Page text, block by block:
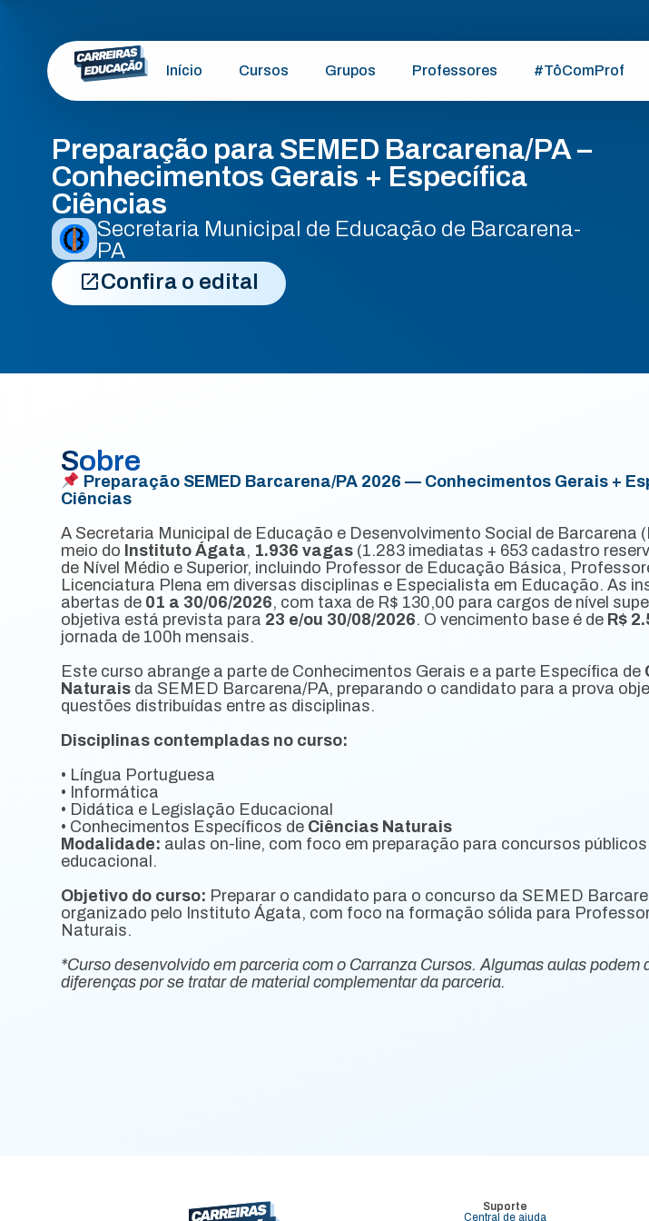
Início Cursos Grupos Professores #TôComProf
Preparação para SEMED Barcarena/PA –
Conhecimentos Gerais + Específica
Ciências
Secretaria Municipal de Educação de Barcarena-
PA
Confira o edital
Sobre
Preparação SEMED Barcarena/PA 2026 — Conhecimentos Gerais +
Ciências
A Secretaria Municipal de Educação e Desenvolvimento Social de Barcarena
meio do Instituto Ágata, 1.936 vagas (1.283 imediatas + 653 cadastro
de Nível Médio e Superior, incluindo Professor de Educação Básica,
Licenciatura Plena em diversas disciplinas e Especialista em Educação. As
abertas de 01 a 30/06/2026, com taxa de R$ 130,00 para cargos de nível
objetiva está prevista para 23 e/ou 30/08/2026. O vencimento base é de R$
jornada de 100h mensais.
Este curso abrange a parte de Conhecimentos Gerais e a parte Específica de
Naturais da SEMED Barcarena/PA, preparando o candidato para a prova
questões distribuídas entre as disciplinas.
Disciplinas contempladas no curso:
• Língua Portuguesa
• Informática
• Didática e Legislação Educacional
• Conhecimentos Específicos de Ciências Naturais
Modalidade: aulas on-line, com foco em preparação para concursos
educacional.
Objetivo do curso: Preparar o candidato para o concurso da SEMED
organizado pelo Instituto Ágata, com foco na formação sólida para
Naturais.
*Curso desenvolvido em parceria com o Carranza Cursos. Algumas aulas podem
diferenças por se tratar de material complementar da parceria.
Suporte
Central de ajuda